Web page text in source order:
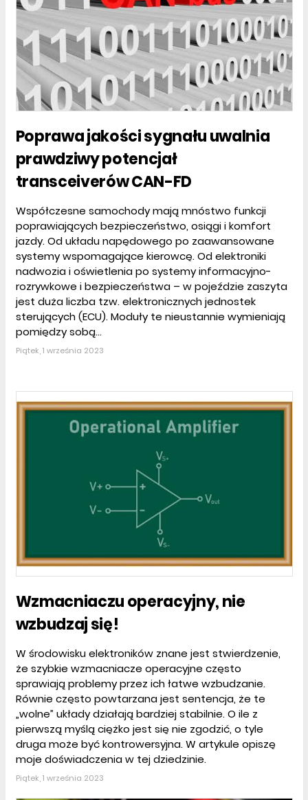
Poprawa jakości sygnału uwalnia
prawdziwy potencjał
transceiverów CAN-FD
Współczesne samochody mają mnóstwo funkcji
poprawiających bezpieczeństwo, osiągi i komfort
jazdy. Od układu napędowego po zaawansowane
systemy wspomagające kierowcę. Od elektroniki
nadwozia i oświetlenia po systemy informacyjno-
rozrywkowe i bezpieczeństwa – w pojeździe zaszyta
jest duża liczba tzw. elektronicznych jednostek
sterujących (ECU). Moduły te nieustannie wymieniają
pomiędzy sobą...
Piątek, 1 września 2023
Wzmacniaczu operacyjny, nie
wzbudzaj się!
W środowisku elektroników znane jest stwierdzenie,
że szybkie wzmacniacze operacyjne często
sprawiają problemy przez ich łatwe wzbudzanie.
Równie często powtarzana jest sentencja, że te
„wolne” układy działają bardziej stabilnie. O ile z
pierwszą myślą ciężko jest się nie zgodzić, o tyle
druga może być kontrowersyjna. W artykule opiszę
moje doświadczenia w tej dziedzinie.
Piątek, 1 września 2023